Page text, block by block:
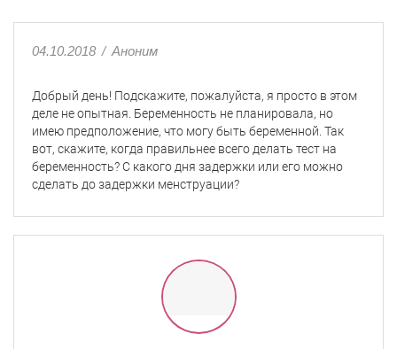
04.10.2018 / Аноним
Добрый день! Подскажите, пожалуйста, я просто в этом
деле не опытная. Беременность не планировала, но
имею предположение, что могу быть беременной. Так
вот, скажите, когда правильнее всего делать тест на
беременность? С какого дня задержки или его можно
сделать до задержки менструации?